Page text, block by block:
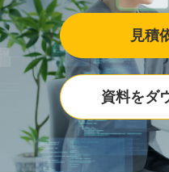
見積
資料をダ